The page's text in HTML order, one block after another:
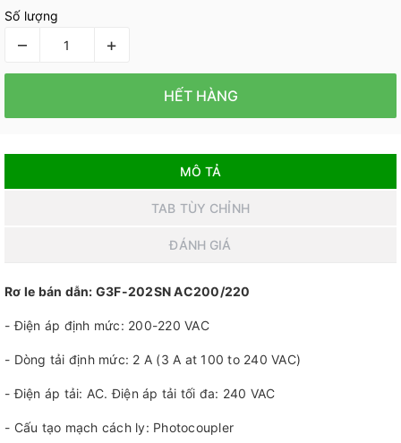
Số lượng
– +
HẾT HÀNG
MÔ TẢ
TAB TÙY CHỈNH
ĐÁNH GIÁ
Rơ le bán dẫn: G3F-202SN AC200/220
- Điện áp định mức: 200-220 VAC
- Dòng tải định mức: 2 A (3 A at 100 to 240 VAC)
- Điện áp tải: AC. Điện áp tải tối đa: 240 VAC
- Cấu tạo mạch cách ly: Photocoupler